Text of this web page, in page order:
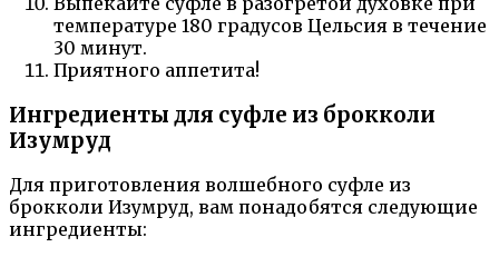
температуре 180 градусов Цельсия в течение
30 минут.
Приятного аппетита!
Ингредиенты для суфле из брокколи
Изумруд
Для приготовления волшебного суфле из
брокколи Изумруд, вам понадобятся следующие
ингредиенты: